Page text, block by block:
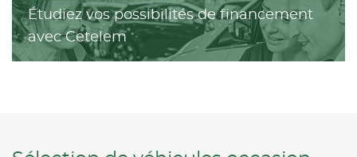
Étudiez vos possibilités de financement
avec Cetelem